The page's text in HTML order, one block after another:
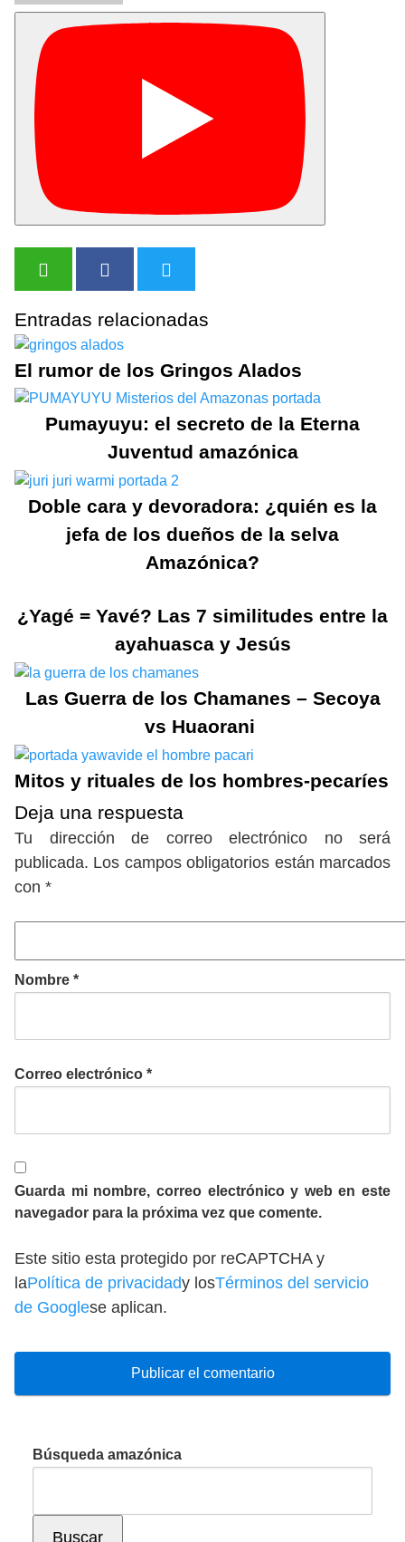
Entradas relacionadas
El rumor de los Gringos Alados
Pumayuyu: el secreto de la Eterna
Juventud amazónica
Doble cara y devoradora: ¿quién es la
jefa de los dueños de la selva
Amazónica?
¿Yagé = Yavé? Las 7 similitudes entre la
ayahuasca y Jesús
Las Guerra de los Chamanes – Secoya
vs Huaorani
Mitos y rituales de los hombres-pecaríes
Deja una respuesta
Tu dirección de correo electrónico no será
publicada. Los campos obligatorios están marcados
con *
Nombre *
Correo electrónico *
Guarda mi nombre, correo electrónico y web en este
navegador para la próxima vez que comente.
Este sitio esta protegido por reCAPTCHA y
laPolítica de privacidady losTérminos del servicio
de Googlese aplican.
Búsqueda amazónica
Buscar